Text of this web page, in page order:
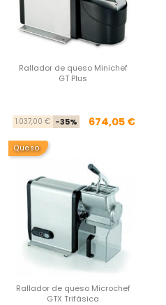
Rallador de queso Minichef
GT Plus
Precio
1.037,00 € -35% Precio
674,05 €
Queso
Rallador de queso Microchef
GTX Trifásica